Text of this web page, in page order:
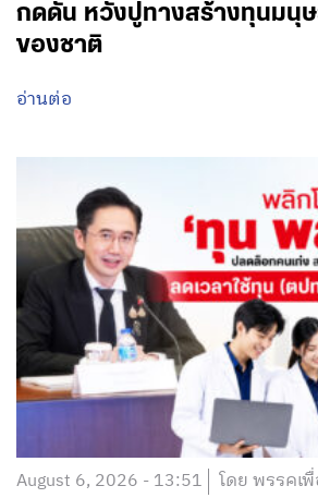
กดดัน หวังปูทางสร้างทุนมนุ
ของชาติ
อ่านต่อ
August 6, 2026 - 13:51 โดย พรรคเ